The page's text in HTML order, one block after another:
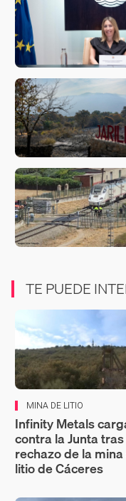
TE PUEDE
MINA DE LITIO
Infinity Metals
contra la Junta
rechazo de la
litio de Cáceres